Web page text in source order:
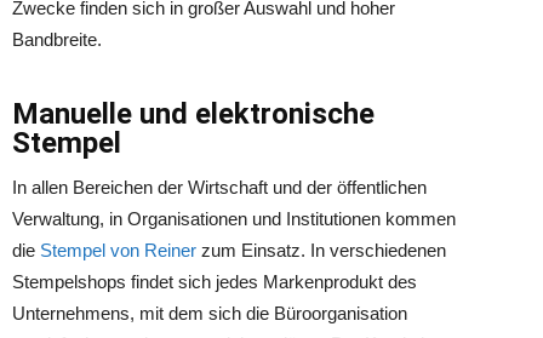
Zwecke finden sich in großer Auswahl und hoher
Bandbreite.
Manuelle und elektronische
Stempel
In allen Bereichen der Wirtschaft und der öffentlichen
Verwaltung, in Organisationen und Institutionen kommen
die Stempel von Reiner zum Einsatz. In verschiedenen
Stempelshops findet sich jedes Markenprodukt des
Unternehmens, mit dem sich die Büroorganisation